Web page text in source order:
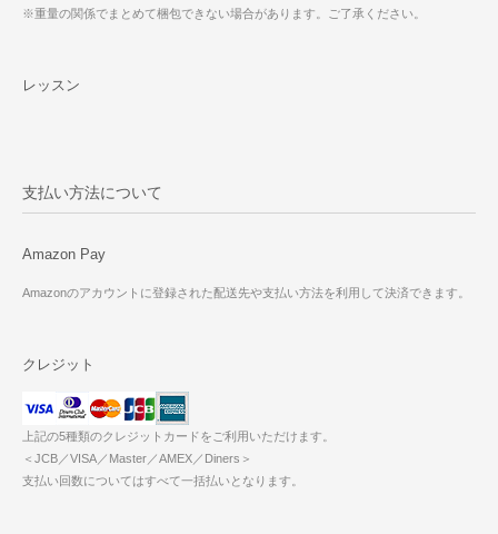
※重量の関係でまとめて梱包できない場合があります。ご了承ください。
レッスン
支払い方法について
Amazon Pay
Amazonのアカウントに登録された配送先や支払い方法を利用して決済できます。
クレジット
上記の5種類のクレジットカードをご利用いただけます。
＜JCB／VISA／Master／AMEX／Diners＞
支払い回数についてはすべて一括払いとなります。